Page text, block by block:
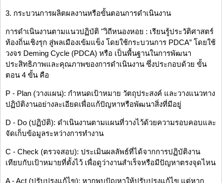
3. กระบวนการผลิตผลงานหรือขั้นตอนการดำเนินงาน
การดำเนินงานตามแนวปฏิบัติ "วิถีหนองหอย : เรียนรู้ประวัติศาสตร์
ท้องถิ่นเชิงรุก สู่พลเมืองเข้มแข็ง โดยใช้กระบวนการ PDCA” โดยใช้
วงจร Deming Cycle (PDCA) หรือ เป็นพื้นฐานในการพัฒนา
ประสิทธิภาพและคุณภาพของการดำเนินงาน ซึ่งประกอบด้วย ขั้น
ตอน 4 ขั้น คือ
P - Plan (วางแผน): กำหนดเป้าหมาย วัตถุประสงค์ และวางแนวทาง
ปฏิบัติงานอย่างละเอียดเพื่อแก้ปัญหาหรือพัฒนาสิ่งที่มีอยู่
D - Do (ปฏิบัติ): ดำเนินงานตามแผนที่วางไว้ด้วยความรอบคอบและ
จัดเก็บข้อมูลระหว่างการทำงาน
C - Check (ตรวจสอบ): ประเมินผลลัพธ์ที่ได้จากการปฏิบัติงาน
เทียบกับเป้าหมายที่ตั้งไว้ เพื่อดูว่างานสำเร็จหรือมีปัญหาตรงจุดไหน
A - Act (ปรับปรุงแก้ไข): หากพบปัญหาให้ปรับปรุงแก้ไข แต่หาก